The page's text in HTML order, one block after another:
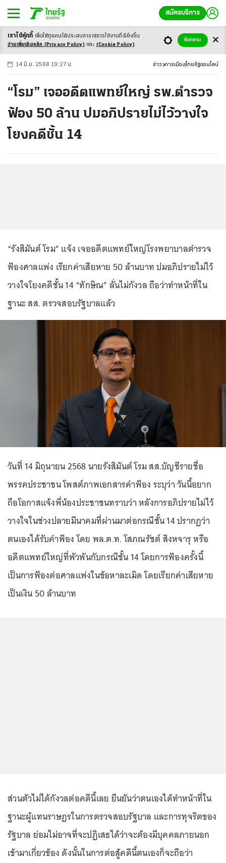
สมัครบริการ
-ก ก ก+
14 มิ.ย. 2568 19:27 น. ข่าว การเมือง ไทยรัฐออนไลน์
“โรม” เจออดีตแพทย์ใหญ่ รพ.ตำรวจ
ฟ้อง 50 ล้าน ปมอภิปรายไม่ไว้วางใจ
โยงคดีชั้น 14
“รังสิมันต์ โรม” แจ้ง เจออดีตแพทย์ใหญ่โรงพยาบาลตำรวจ
ฟ้องศาลแพ่ง เรียกค่าเสียหาย 50 ล้านบาท ปมอภิปรายไม่ไว้
วางใจโยงคดีชั้น 14 “ทักษิณ” ลั่นไม่กังวล ถือว่าทำหน้าที่ใน
ฐานะ สส. ตรวจสอบรัฐบาลแล้ว
วันที่ 14 มิถุนายน 2568 นายรังสิมันต์ โรม สส.บัญชีรายชื่อ
พรรคประชาชน โพสต์ภาพเอกสารคำฟ้อง ระบุว่า วันนี้อยาก
ถือโอกาสแจ้งพี่น้องประชาชนทราบว่า หลังการอภิปรายไม่ไว้
วางใจในช่วงปลายมีนาคมที่ผ่านมาต่อกรณีชั้น 14 ปรากฏว่า
ตนเองได้รับคำฟ้อง โดย พล.ต.ท. โสภณรัชต์ สิงหจารุ หรือ
อดีตแพทย์ใหญ่ที่พัวพันกับกรณีชั้น 14 โดยการฟ้องครั้งนี้
เป็นการฟ้องต่อศาลแพ่งในข้อหาละเมิด โดยเรียกค่าเสียหาย
เป็นเงิน 50 ล้านบาท
ส่วนตัวไม่ได้กังวลต่อคดีนี้เลย ยืนยันว่าตนเองได้ทำหน้าที่ใน
ฐานะผู้แทนราษฎรในการตรวจสอบรัฐบาล และการทุจริตของ
รัฐบาล ย่อมไม่อาจที่จะปฏิเสธได้ว่าจะต้องมีบุคคลภายนอก
เข้ามาเกี่ยวข้อง ดังนั้นในการต่อสู้คดีนี้ตนเองก็จะถือว่า
เราใช้คุ้กกี้ เพื่อให้ทุกคนได้ประสบการณ์การใช้งานที่ดียิ่งขึ้น
อ่านเพิ่มเติมคลิก (Privacy Policy) และ (Cookie Policy)
รับทราบ